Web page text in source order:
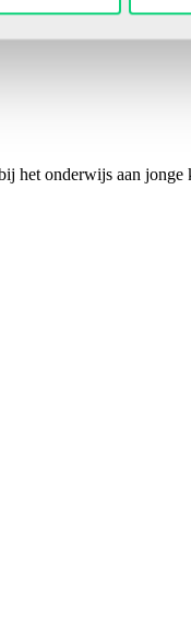
het onderwijs aan